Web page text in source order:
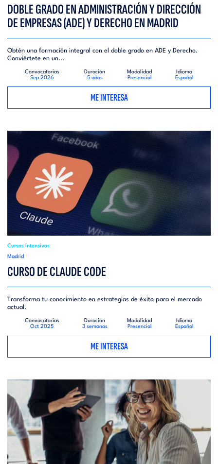
DOBLE GRADO EN ADMINISTRACIÓN Y DIRECCIÓN
DE EMPRESAS (ADE) Y DERECHO EN MADRID
Obtén una formación integral con el doble grado en ADE y Derecho.
Conviértete en un...
Convocatorias
Sep 2026
Duración
5 años
Modalidad
Presencial
Idioma
Español
ME INTERESA
Cursos Intensivos
Madrid
CURSO DE CLAUDE CODE
Transforma tu conocimiento en estrategias de éxito para el mercado
actual.
Convocatorias
Oct 2025
Duración
3 semanas
Modalidad
Presencial
Idioma
Español
ME INTERESA